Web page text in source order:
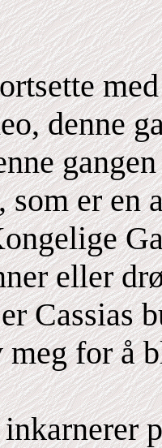
denne
som er en
eller
Cassias
meg for å